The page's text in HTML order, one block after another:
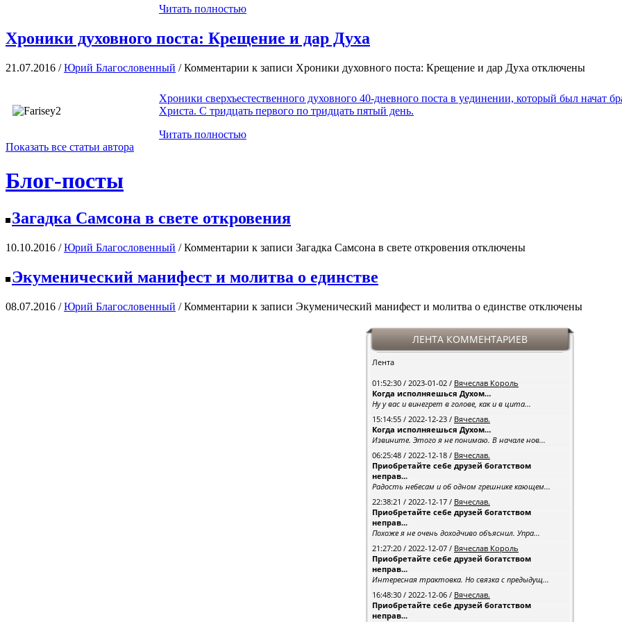
Читать полностью
Хроники духовного поста: Крещение и дар Духа
21.07.2016 /Юрий Благословенный /Комментарии к записи Хроники духовного поста: Крещение и дар Духа отключены
Хроники сверхъестественного духовного 40-дневного поста в уединении, который был начат
Христа. С тридцать первого по тридцать пятый день.
Читать полностью
Показать все статьи автора
Блог-посты
Загадка Самсона в свете откровения
10.10.2016 /Юрий Благословенный /Комментарии к записи Загадка Самсона в свете откровения отключены
Экуменический манифест и молитва о единстве
08.07.2016 /Юрий Благословенный /Комментарии к записи Экуменический манифест и молитва о единстве отключены
ЛЕНТА КОММЕНТАРИЕВ
Лента
01:52:30 / 2023-01-02 / Вячеслав Король
Когда исполняешься Духом…
Ну у вас и винегрет в голове, как и в цита...
15:14:55 / 2022-12-23 / Вячеслав.
Когда исполняешься Духом…
Извините. Этого я не понимаю. В начале нов...
06:25:48 / 2022-12-18 / Вячеслав.
Приобретайте себе друзей богатством
неправ...
Радость небесам и об одном грешнике кающем...
22:38:21 / 2022-12-17 / Вячеслав.
Приобретайте себе друзей богатством
неправ...
Похоже я не очень доходчиво объяснил. Упра...
21:27:20 / 2022-12-07 / Вячеслав Король
Приобретайте себе друзей богатством
неправ...
Интересная трактовка. Но связка с предыдущ...
16:48:30 / 2022-12-06 / Вячеслав.
Приобретайте себе друзей богатством
неправ...